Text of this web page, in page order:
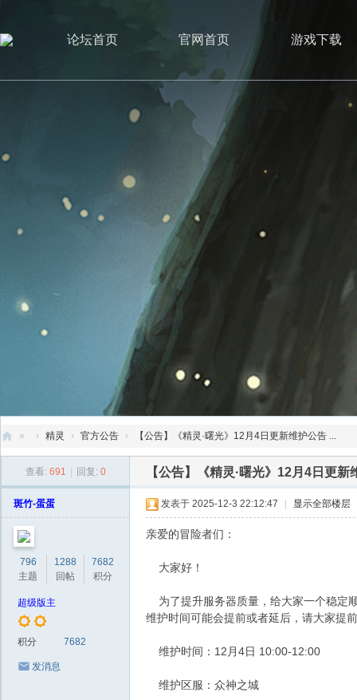
论坛首页 官网首页 游戏下载
创
» › 精灵 › 官方公告 › 【公告】《精灵·曙光》12月4日更新维护公告 ...
查看: 691 回复: 0 【公告】《精灵·曙光》12月4日更新
斑竹-蛋蛋
796
主题
1288
回帖
7682
积分
超级版主
积分 7682
发消息
发表于 2025-12-3 22:12:47 显示全部楼层
亲爱的冒险者们：
大家好！
为了提升服务器质量，给大家一个稳定
维护时间可能会提前或者延后，请大家提
维护时间：12月4日 10:00-12:00
维护区服：众神之城